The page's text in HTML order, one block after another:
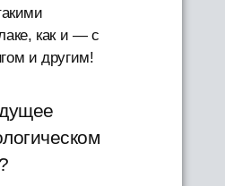
как и — с
и другим!